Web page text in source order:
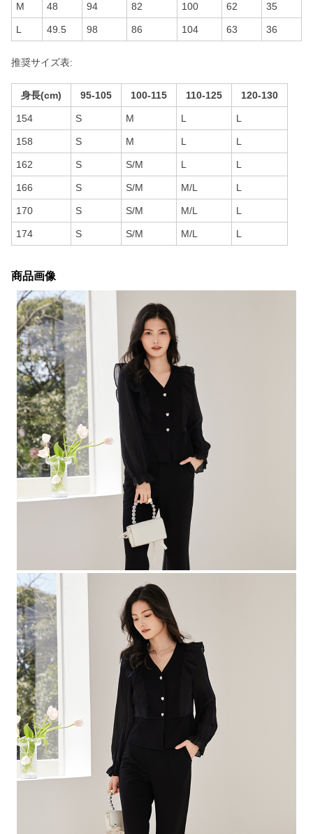
M 48 94 82 100 62 35
L 49.5 98 86 104 63 36
推奨サイズ表:
身長(cm) 95-105 100-115 110-125 120-130
154 S M L L
158 S M L L
162 S S/M L L
166 S S/M M/L L
170 S S/M M/L L
174 S S/M M/L L
商品画像